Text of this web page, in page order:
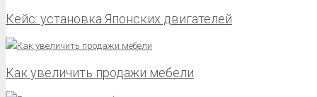
Кейс: установка Японских двигателей
Как увеличить продажи мебели